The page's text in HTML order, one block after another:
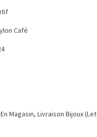
Café
Magasin, Livraison Bijoux